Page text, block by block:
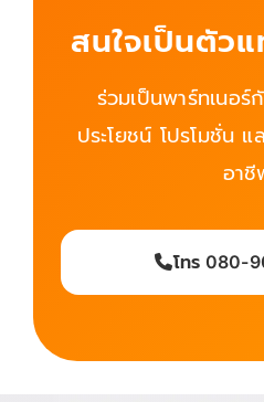
สนใจเป็นตัว
ร่วมเป็นพาร์ทเนอ
ประโยชน์ โปรโมชั่น
อา
โทร 080-